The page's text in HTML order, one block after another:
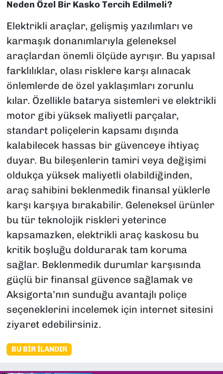
Neden Özel Bir Kasko Tercih Edilmeli?
Elektrikli araçlar, gelişmiş yazılımları ve
karmaşık donanımlarıyla geleneksel
araçlardan önemli ölçüde ayrışır. Bu yapısal
farklılıklar, olası risklere karşı alınacak
önlemlerde de özel yaklaşımları zorunlu
kılar. Özellikle batarya sistemleri ve elektrikli
motor gibi yüksek maliyetli parçalar,
standart poliçelerin kapsamı dışında
kalabilecek hassas bir güvenceye ihtiyaç
duyar. Bu bileşenlerin tamiri veya değişimi
oldukça yüksek maliyetli olabildiğinden,
araç sahibini beklenmedik finansal yüklerle
karşı karşıya bırakabilir. Geleneksel ürünler
bu tür teknolojik riskleri yeterince
kapsamazken, elektrikli araç kaskosu bu
kritik boşluğu doldurarak tam koruma
sağlar. Beklenmedik durumlar karşısında
güçlü bir finansal güvence sağlamak ve
Aksigorta’nın sunduğu avantajlı poliçe
seçeneklerini incelemek için internet sitesini
ziyaret edebilirsiniz.
BU BIR İLANDIR